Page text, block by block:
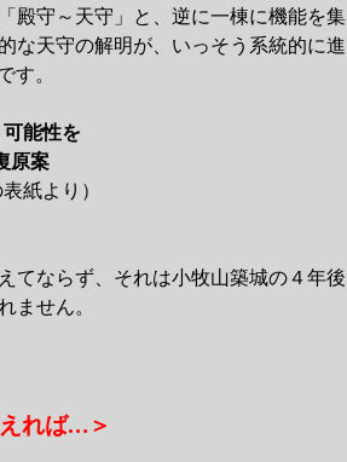
殿守～天守」と、逆に一棟に機能を集
な天守の解明が、いっそう系統的に進
。
能性を
原案
紙より）
てならず、それは小牧山築城の４年後
せん。
れば…＞